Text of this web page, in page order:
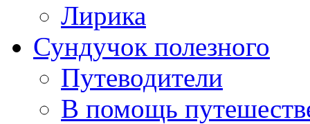
Лирика
Сундучок полезного
Путеводители
В помощь